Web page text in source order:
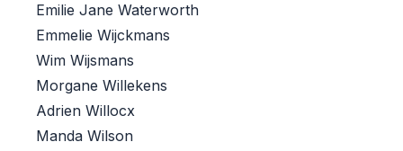
Emilie Jane Waterworth
Emmelie Wijckmans
Wim Wijsmans
Morgane Willekens
Adrien Willocx
Manda Wilson